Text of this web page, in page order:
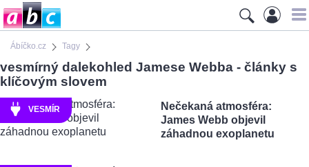
Ábíčko.cz Tagy
vesmírný dalekohled Jamese Webba - články s
klíčovým slovem
VESMÍR
Nečekaná atmosféra:
James Webb objevil
záhadnou exoplanetu